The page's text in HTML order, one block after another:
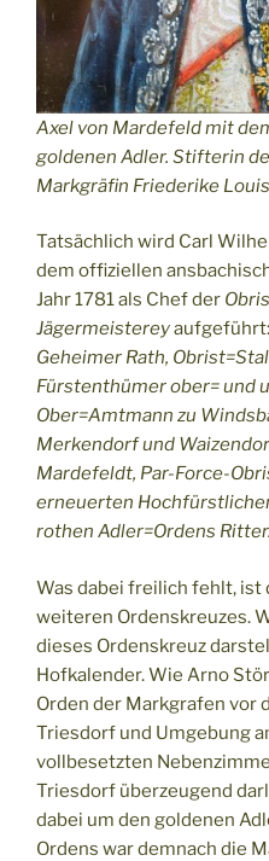
Axel von Mardefeld mit
goldenen Adler. Stifterin
Markgräfin Friederike
Tatsächlich wird Carl
dem offiziellen
Jahr 1781 als Chef der
Jägermeistereyaufgeführt:
Geheimer Rath,
Fürstenthümer ober= und
Ober=Amtmann zu
Merkendorf und
Mardefeldt, Par-Force-
erneuerten
rothen Adler=Ordens Ritter.
Was dabei freilich fehlt, ist
weiteren Ordenskreuzes.
dieses Ordenskreuz
Hofkalender. Wie Arno
Orden der Markgrafen vor
Triesdorf und Umgebung
vollbesetzten
Triesdorf überzeugend
dabei um den goldenen
Ordens war demnach die